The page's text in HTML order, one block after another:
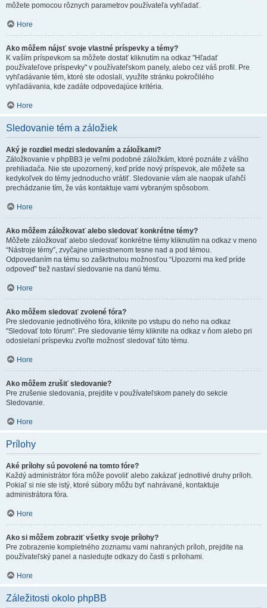
môžete pomocou rôznych parametrov používateľa vyhľadať.
Hore
Ako môžem nájsť svoje vlastné príspevky a témy?
K vaším príspevkom sa môžete dostať kliknutím na odkaz "Hľadať
používateľove príspevky" v používateľskom panely, alebo cez váš profil. Pre
vyhľadávanie tém, ktoré ste odoslali, využite stránku pokročilého
vyhľadávania, kde zadáte odpovedajúce kritéria.
Hore
Sledovanie tém a záložiek
Aký je rozdiel medzi sledovaním a záložkami?
Záložkovanie v phpBB3 je veľmi podobné záložkám, ktoré poznáte z vášho
prehliadača. Nie ste upozornený, keď príde nový príspevok, ale môžete sa
kedykoľvek do témy jednoducho vrátiť. Sledovanie vám ale naopak uľahčí
prechádzanie tím, že vás kontaktuje vami vybraným spôsobom.
Hore
Ako môžem záložkovať alebo sledovať konkrétne témy?
Môžete záložkovať alebo sledovať konkrétne témy kliknutím na odkaz v meno
“Nástroje témy”, zvyčajne umiestnenom tesne nad a pod témou.
Odpovedaním na tému so zaškrtnutou možnosťou “Upozorni ma keď príde
odpoveď” tiež nastaví sledovanie na danú tému.
Hore
Ako môžem sledovať zvolené fóra?
Pre sledovanie jednotlivého fóra, kliknite po vstupu do neho na odkaz
"Sledovať toto fórum". Pre sledovanie témy kliknite na odkaz v ňom alebo pri
odosielaní príspevku zvoľte možnosť sledovať túto tému.
Hore
Ako môžem zrušiť sledovanie?
Pre zrušenie sledovania, prejdite v používateľskom panely do sekcie
Sledovanie.
Hore
Prílohy
Aké prílohy sú povolené na tomto fóre?
Každý administrátor fóra môže povoliť alebo zakázať jednotlivé druhy príloh.
Pokiaľ si nie ste istý, ktoré súbory môžu byť nahrávané, kontaktuje
administrátora fóra.
Hore
Ako si môžem zobraziť všetky svoje prílohy?
Pre zobrazenie kompletného zoznamu vami nahraných príloh, prejdite na
používateľský panel a nasledujte odkazy do časti s prílohami.
Hore
Záležitosti okolo phpBB